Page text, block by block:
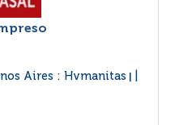
Aires : Hvmanitas